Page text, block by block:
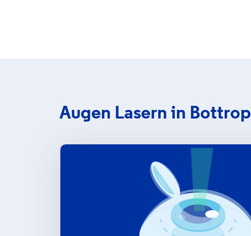
Augen Lasern in Bottrop